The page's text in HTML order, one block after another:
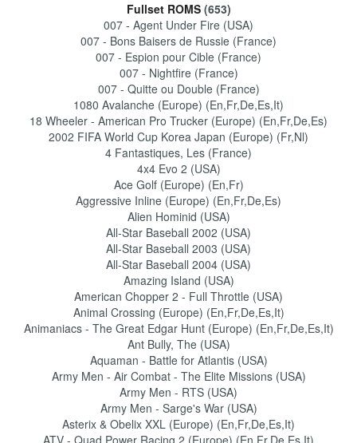
Fullset ROMS (653)
007 - Agent Under Fire (USA)
007 - Bons Baisers de Russie (France)
007 - Espion pour Cible (France)
007 - Nightfire (France)
007 - Quitte ou Double (France)
1080 Avalanche (Europe) (En,Fr,De,Es,It)
18 Wheeler - American Pro Trucker (Europe) (En,Fr,De,Es)
2002 FIFA World Cup Korea Japan (Europe) (Fr,Nl)
4 Fantastiques, Les (France)
4x4 Evo 2 (USA)
Ace Golf (Europe) (En,Fr)
Aggressive Inline (Europe) (En,Fr,De,Es)
Alien Hominid (USA)
All-Star Baseball 2002 (USA)
All-Star Baseball 2003 (USA)
All-Star Baseball 2004 (USA)
Amazing Island (USA)
American Chopper 2 - Full Throttle (USA)
Animal Crossing (Europe) (En,Fr,De,Es,It)
Animaniacs - The Great Edgar Hunt (Europe) (En,Fr,De,Es,It)
Ant Bully, The (USA)
Aquaman - Battle for Atlantis (USA)
Army Men - Air Combat - The Elite Missions (USA)
Army Men - RTS (USA)
Army Men - Sarge's War (USA)
Asterix & Obelix XXL (Europe) (En,Fr,De,Es,It)